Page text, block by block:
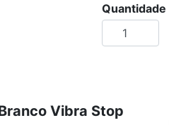
Quantidade
Vibra Stop